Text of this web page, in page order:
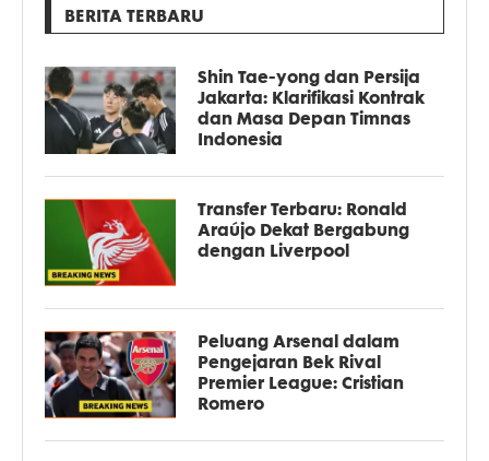
BERITA TERBARU
Shin Tae-yong dan Persija
Jakarta: Klarifikasi Kontrak
dan Masa Depan Timnas
Indonesia
Transfer Terbaru: Ronald
Araújo Dekat Bergabung
dengan Liverpool
Peluang Arsenal dalam
Pengejaran Bek Rival
Premier League: Cristian
Romero